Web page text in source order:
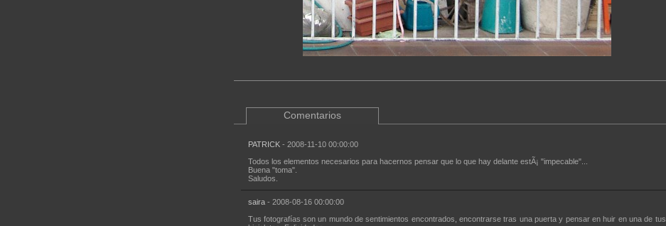
Comentarios
PATRICK- 2008-11-10 00:00:00
Todos los elementos necesarios para hacernos pensar que lo que hay delante estÃ¡ "impecable"...
Buena "toma".
Saludos.
saira- 2008-08-16 00:00:00
Tus fotografías son un mundo de sentimientos encontrados, encontrarse tras una puerta y pensar en huir en una de tus